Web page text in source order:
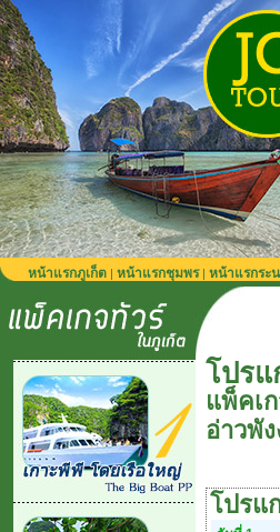
หน้าแรกภูเก็ต | หน้าแรกชุมพร| หน้าแรกระ
หมาย
โปรแ
แพ็คเ
อ่าวพั
โปรแ